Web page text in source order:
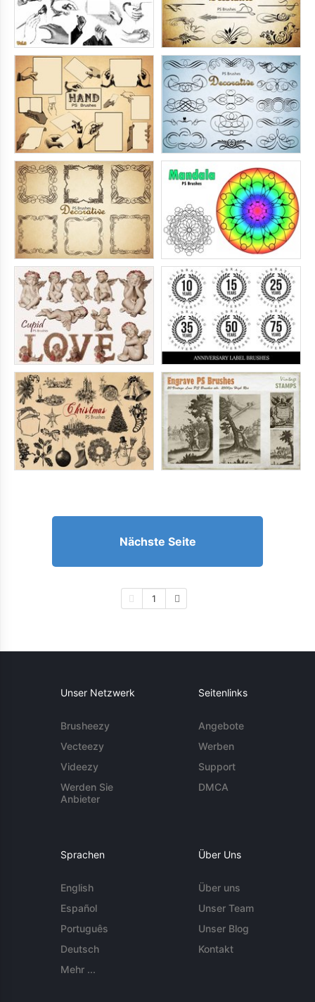
Nächste Seite
1
Unser Netzwerk
Brusheezy
Vecteezy
Videezy
Werden Sie
Anbieter
Seitenlinks
Angebote
Werben
Support
DMCA
Sprachen
English
Español
Português
Deutsch
Mehr ...
Über Uns
Über uns
Unser Team
Unser Blog
Kontakt